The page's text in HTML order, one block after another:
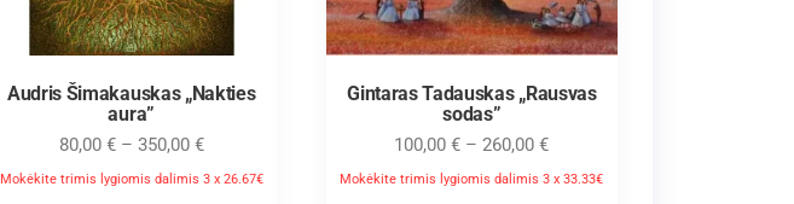
Audris Šimakauskas „Nakties
aura”
80,00 € – 350,00 €
Mokėkite trimis lygiomis dalimis 3 x 26.67€
Gintaras Tadauskas „Rausvas
sodas”
100,00€ – 260,00€
Mokėkite trimis lygiomis dalimis 3 x 33.33€